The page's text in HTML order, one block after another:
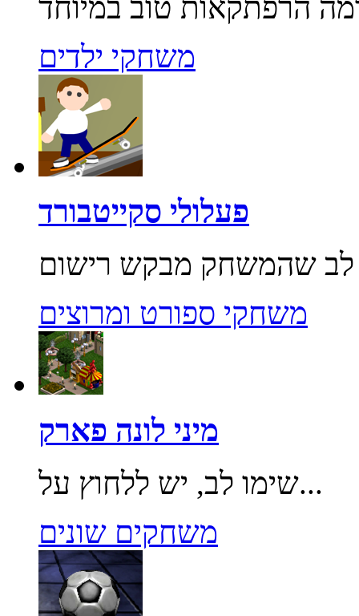
משחקי ילדים
פעלולי סקייטבורד
משחקי ספורט ומרוצים
מיני לונה פארק
שימו לב, יש ללחוץ על...
משחקים שונים